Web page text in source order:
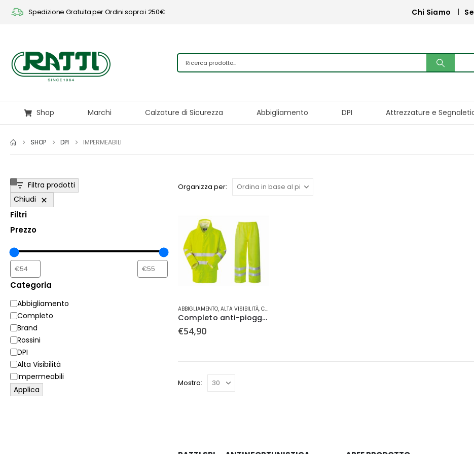
Spedizione Gratuita per Ordini sopra i 250€ Chi Siamo
Shop Marchi Calzature di Sicurezza Abbigliamento DPI Attrezzature e
SHOP DPI IMPERMEABILI
Organizza per:
prodotto
più
possono
ABBIGLIAMENTO, ALTA VISIBILITÀ, COMPLETO
Completo anti-pioggia Hi-Vis
€54,90
Mostra:
Filtra prodotti
Chiudi
Filtri
Prezzo
Categoria
Categoria
Abbigliamento
Completo
Brand
Rossini
DPI
Alta Visibilità
Impermeabili
Applica
DAL 9 AL 26 AGOSTO
Tutti gli ordini online del mese di agosto verranno evasi a partire da